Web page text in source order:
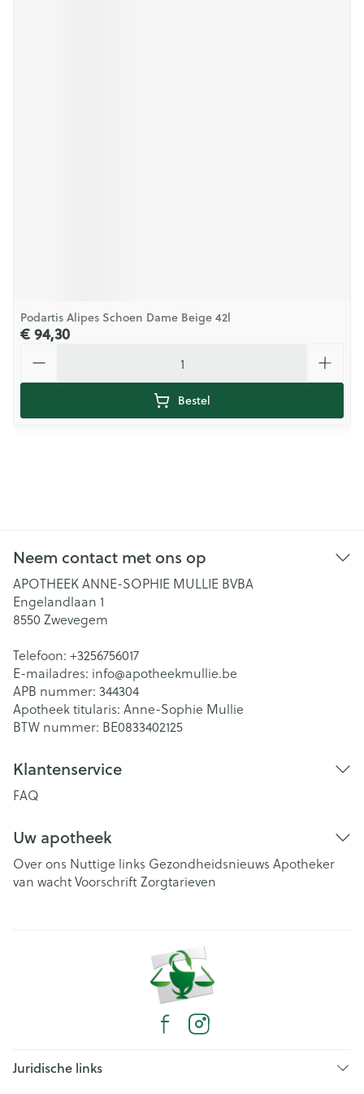
Podartis Alipes Schoen Dame Beige 42l
€ 94,30
Bestel
Neem contact met ons op
APOTHEEK ANNE-SOPHIE MULLIE BVBA
Engelandlaan 1
8550 Zwevegem
Telefoon: +3256756017
E-mailadres: info@apotheekmullie.be
APB nummer: 344304
Apotheek titularis: Anne-Sophie Mullie
BTW nummer: BE0833402125
Klantenservice
FAQ
Uw apotheek
Over ons Nuttige links Gezondheidsnieuws Apotheker
van wachtVoorschriftZorgtarieven
Juridische links